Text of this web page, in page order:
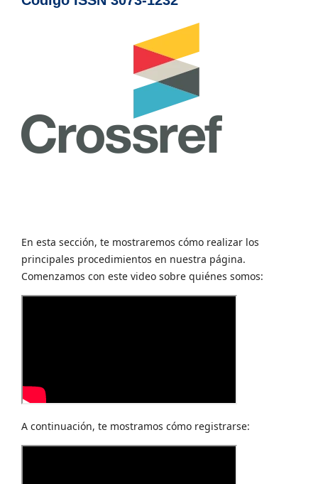
En esta sección, te mostraremos cómo realizar los
principales procedimientos en nuestra página.
Comenzamos con este video sobre quiénes somos:
A continuación, te mostramos cómo registrarse: